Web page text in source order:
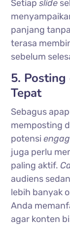
Setiapslide
panjang
terasa
sebelum
5.
Tepat
Sebagus
memposting
potensi
juga perlu
paling aktif.
audiens
lebih banyak
Anda
agar konten